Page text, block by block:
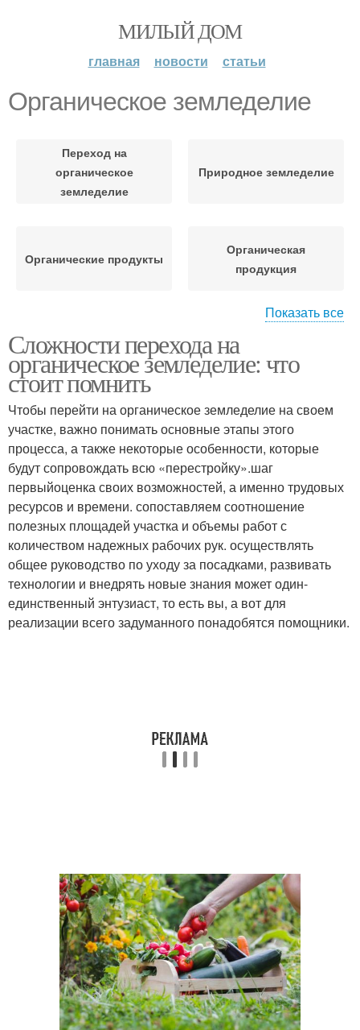
МИЛЫЙ ДОМ
главная новости статьи
Органическое земледелие
Переход на
органическое
земледелие
Природное земледелие
Органические продукты
Органическая
продукция
органической
продукции
Земледелия в мировой
практике
Земледелия на даче
Земледелие на даче
Земледелие на дачном
участке
Земледелие без
вспашки
Органическое
садоводство
Органический способ
Показать все
Сложности перехода на
органическое земледелие: что
стоит помнить
Чтобы перейти на органическое земледелие на своем
участке, важно понимать основные этапы этого
процесса, а также некоторые особенности, которые
будут сопровождать всю «перестройку».шаг
первыйоценка своих возможностей, а именно трудовых
ресурсов и времени. сопоставляем соотношение
полезных площадей участка и объемы работ с
количеством надежных рабочих рук. осуществлять
общее руководство по уходу за посадками, развивать
технологии и внедрять новые знания может один-
единственный энтузиаст, то есть вы, а вот для
реализации всего задуманного понадобятся помощники.